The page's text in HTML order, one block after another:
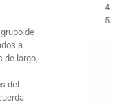
de
a
largo,
del